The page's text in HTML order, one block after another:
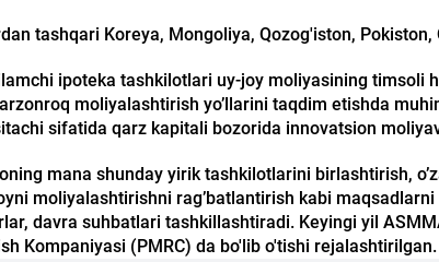
tashqari Koreya, Mongoliya, Qozog'iston,
ipoteka tashkilotlari uy-joy moliyasining timsoli
moliyalashtirish yo’llarini taqdim etishda
sifatida qarz kapitali bozorida innovatsion
mana shunday yirik tashkilotlarini birlashtirish,
moliyalashtirishni rag’batlantirish kabi
davra suhbatlari tashkillashtiradi. Keyingi yil
Kompaniyasi (PMRC) da bo'lib o'tishi rejalashtirilgan.